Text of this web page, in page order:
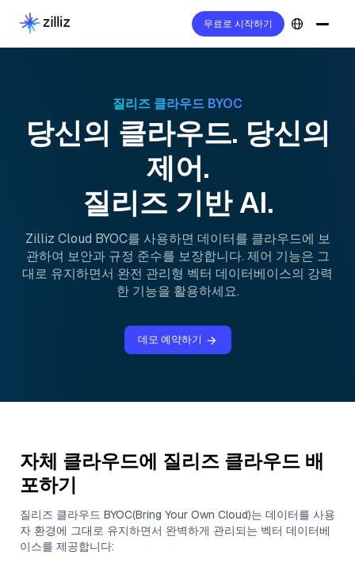
무료로 시작하기
질리즈 클라우드 BYOC
당신의 클라우드. 당신의
제어.
질리즈 기반 AI.
Zilliz Cloud BYOC를 사용하면 데이터를 클라우드에 보
관하여 보안과 규정 준수를 보장합니다. 제어 기능은 그
대로 유지하면서 완전 관리형 벡터 데이터베이스의 강력
한 기능을 활용하세요.
데모 예약하기
자체 클라우드에 질리즈 클라우드 배
포하기
질리즈 클라우드 BYOC(Bring Your Own Cloud)는 데이터를 사용
자 환경에 그대로 유지하면서 완벽하게 관리되는 벡터 데이터베
이스를 제공합니다: